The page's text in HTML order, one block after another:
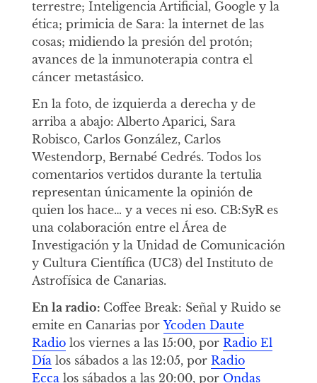
terrestre; Inteligencia Artificial, Google y la
ética; primicia de Sara: la internet de las
cosas; midiendo la presión del protón;
avances de la inmunoterapia contra el
cáncer metastásico.
En la foto, de izquierda a derecha y de
arriba a abajo: Alberto Aparici, Sara
Robisco, Carlos González, Carlos
Westendorp, Bernabé Cedrés. Todos los
comentarios vertidos durante la tertulia
representan únicamente la opinión de
quien los hace… y a veces ni eso. CB:SyR es
una colaboración entre el Área de
Investigación y la Unidad de Comunicación
y Cultura Científica (UC3) del Instituto de
Astrofísica de Canarias.
En la radio: Coffee Break: Señal y Ruido se
emite en Canarias por Ycoden Daute
Radiolos viernes a las 15:00, por Radio El
Díalos sábados a las 12:05, por Radio
Eccalos sábados a las 20:00, por Ondas